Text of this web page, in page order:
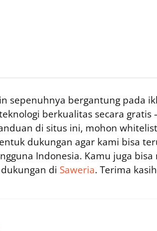
sepenuhnya bergantung pada
berkualitas secara
di situs ini, mohon
dukungan agar kami bisa
Indonesia. Kamu juga
di Saweria. Terima